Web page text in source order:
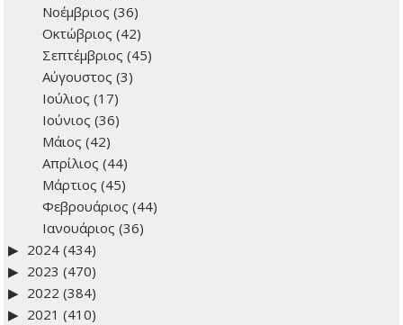
Νοέμβριος (36)
Οκτώβριος (42)
Σεπτέμβριος (45)
Αύγουστος (3)
Ιούλιος (17)
Ιούνιος (36)
Μάιος (42)
Απρίλιος (44)
Μάρτιος (45)
Φεβρουάριος (44)
Ιανουάριος (36)
2024 (434)
2023 (470)
2022 (384)
2021 (410)